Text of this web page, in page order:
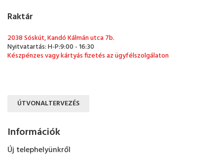
Raktár
2038 Sóskút, Kandó Kálmán utca 7b.
Nyitvatartás: H-P:9:00 - 16:30
Készpénzes vagy kártyás fizetés az ügyfélszolgálaton
ÚTVONALTERVEZÉS
Információk
Új telephelyünkről